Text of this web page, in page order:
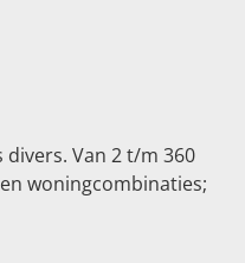
divers. Van 2 t/m 360
woningcombinaties;